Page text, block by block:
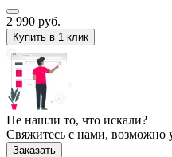
2 990 руб.
Купить в 1 клик
Не нашли то, что искали?
Свяжитесь с нами, возможно
Заказать